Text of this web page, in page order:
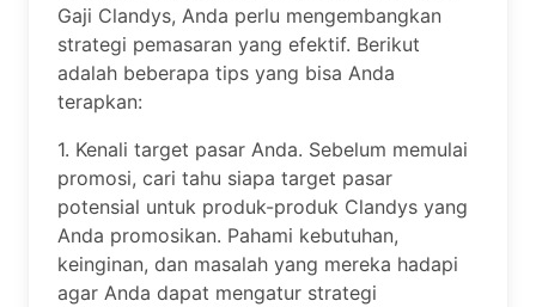
Gaji Clandys, Anda perlu mengembangkan
strategi pemasaran yang efektif. Berikut
adalah beberapa tips yang bisa Anda
terapkan:
1. Kenali target pasar Anda. Sebelum memulai
promosi, cari tahu siapa target pasar
potensial untuk produk-produk Clandys yang
Anda promosikan. Pahami kebutuhan,
keinginan, dan masalah yang mereka hadapi
agar Anda dapat mengatur strategi